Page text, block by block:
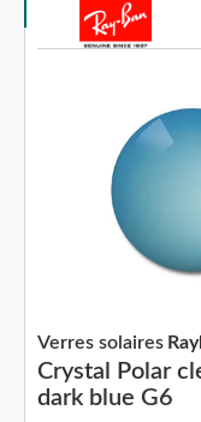
Crystal Polar
dark blue G6
Verres solaires